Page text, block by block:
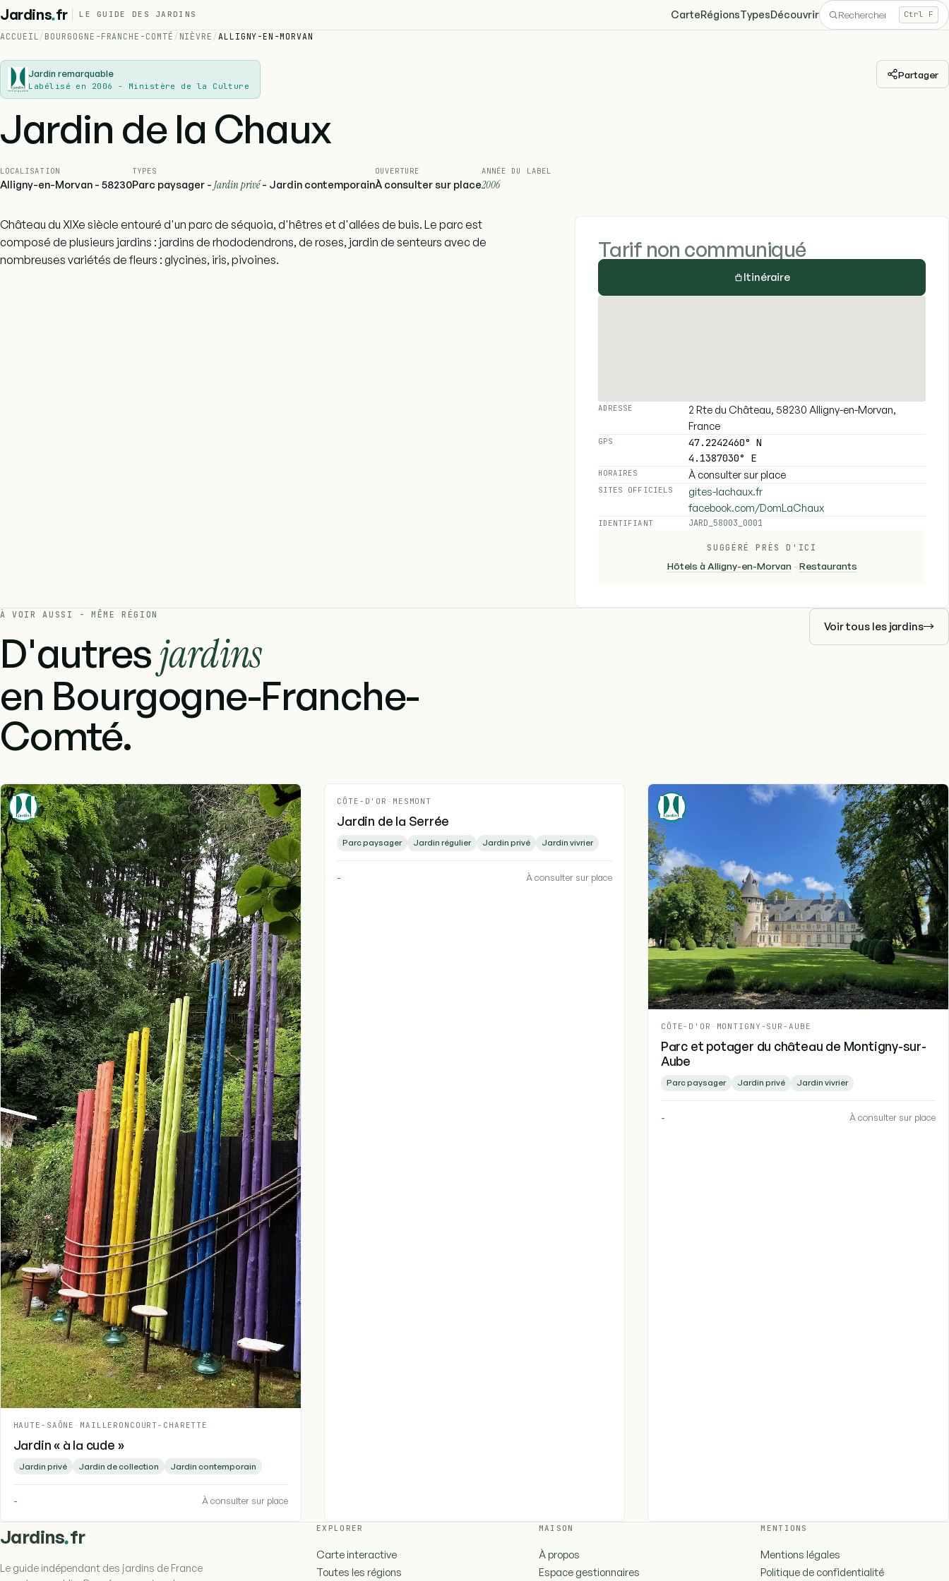
Jardins.fr LE GUIDE DES JARDINS CarteRégionsTypesDécouvrir Ctrl F
ACCUEIL / BOURGOGNE-FRANCHE-COMTÉ / NIÈVRE / ALLIGNY-EN-MORVAN
Jardin remarquable
Labélisé en 2006 - Ministère de la Culture
Jardin de la Chaux
Partager
LOCALISATION
Alligny-en-Morvan - 58230
TYPES
Parc paysager - Jardin privé- Jardin contemporain
OUVERTURE
À consulter sur place
ANNÉE DU LABEL
2006
Château du XIXe siècle entouré d'un parc de séquoia, d'hêtres et d'allées de buis. Le parc est
composé de plusieurs jardins : jardins de rhododendrons, de roses, jardin de senteurs avec de
nombreuses variétés de fleurs : glycines, iris, pivoines.
Tarif non communiqué
Itinéraire
ADRESSE
2 Rte du Château, 58230 Alligny-en-Morvan,
France
GPS
47.2242460° N
4.1387030° E
HORAIRES À consulter sur place
SITES OFFICIELS
gites-lachaux.fr
facebook.com/DomLaChaux
IDENTIFIANT JARD_58003_0001
SUGGÉRÉ PRÈS D'ICI
Hôtels à Alligny-en-Morvan -Restaurants
À VOIR AUSSI - MÊME RÉGION
D'autresjardins
en Bourgogne-Franche-
Comté.
Voir tous les jardins
HAUTE-SAÔNE - MAILLERONCOURT-CHARETTE
Jardin « à la cude »
Jardin privé Jardin de collection Jardin contemporain
- À consulter sur place
CÔTE-D'OR - MESMONT
Jardin de la Serrée
Parc paysager Jardin régulier Jardin privé Jardin vivrier
- À consulter sur place
CÔTE-D'OR - MONTIGNY-SUR-AUBE
Parc et potager du château de Montigny-sur-
Aube
Parc paysager Jardin privé Jardin vivrier
- À consulter sur place
Jardins.fr
Le guide indépendant des jardins de France
EXPLORER
Carte interactive
Toutes les régions
MAISON
À propos
Espace gestionnaires
MENTIONS
Mentions légales
Politique de confidentialité